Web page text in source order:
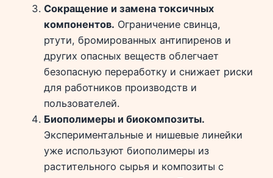
Сокращение и замена токсичных
компонентов. Ограничение свинца,
ртути, бромированных антипиренов и
других опасных веществ облегчает
безопасную переработку и снижает риски
для работников производств и
пользователей.
Биополимеры и биокомпозиты.
Экспериментальные и нишевые линейки
уже используют биополимеры из
растительного сырья и композиты с